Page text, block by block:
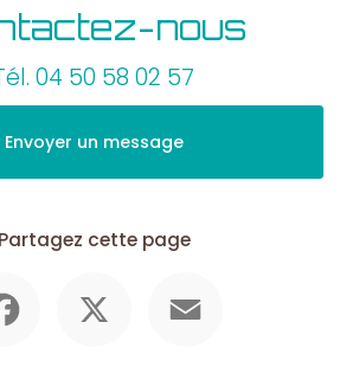
nous
04 50 58 02 57
Envoyer un message
Partagez cette page